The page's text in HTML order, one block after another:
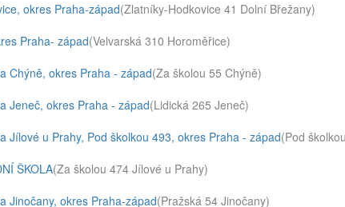
okres Praha-západ(Zlatníky-Hodkovice 41 Dolní Břežany)
Praha- západ(Velvarská 310 Horoměřice)
Chýně, okres Praha - západ(Za školou 55 Chýně)
Jeneč, okres Praha - západ(Lidická 265 Jeneč)
Jílové u Prahy, Pod školkou 493, okres Praha - západ(Pod
ŠKOLA(Za školou 474 Jílové u Prahy)
Jinočany, okres Praha-západ(Pražská 54 Jinočany)